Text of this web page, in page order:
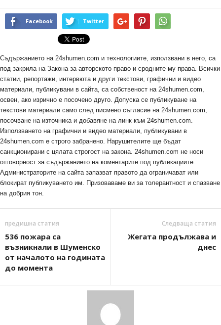
Facebook Twitter
Съдържанието на 24shumen.com и технологиите, използвани в него, са
под закрила на Закона за авторското право и сродните му права. Всички
статии, репортажи, интервюта и други текстови, графични и видео
материали, публикувани в сайта, са собственост на 24shumen.com,
освен, ако изрично е посочено друго. Допуска се публикуване на
текстови материали само след писмено съгласие на 24shumen.com,
посочване на източника и добавяне на линк към 24shumen.com.
Използването на графични и видео материали, публикувани в
24shumen.com е строго забранено. Нарушителите ще бъдат
санкционирани с цялата строгост на закона. 24shumen.com не носи
отговорност за съдържанието на коментарите под публикациите.
Администраторите на сайта запазват правото да ограничават или
блокират публикуването им. Призоваваме ви за толерантност и спазване
на добрия тон.
предишна статия
536 пожара са
възникнали в Шуменско
от началото на годината
до момента
Следваща статия
Жегата продължава и
днес